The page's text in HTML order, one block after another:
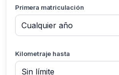
Primera matriculación
Kilometraje hasta